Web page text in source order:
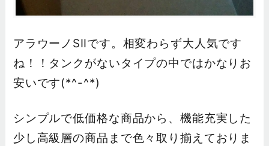
アラウーノSⅡです。相変わらず大人気です
ね！！タンクがないタイプの中ではかなりお
安いです(*^-^*)
シンプルで低価格な商品から、機能充実した
少し高級層の商品まで色々取り揃えておりま